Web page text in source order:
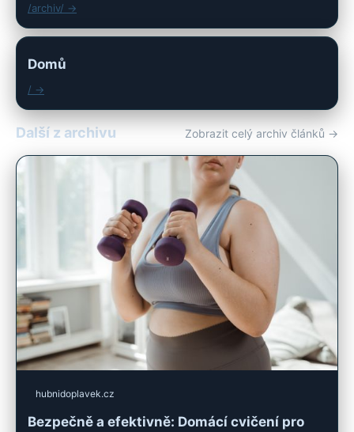
/archiv/ →
Domů
/ →
Další z archivu Zobrazit celý archiv článků →
hubnidoplavek.cz
Bezpečně a efektivně: Domácí cvičení pro